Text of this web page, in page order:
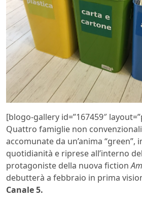
[blogo-gallery id=”167459″
Quattro famiglie non
accomunate da un’anima
quotidianità e riprese all’interno
protagoniste della nuova fiction
debutterà a febbraio in prima
Canale 5.